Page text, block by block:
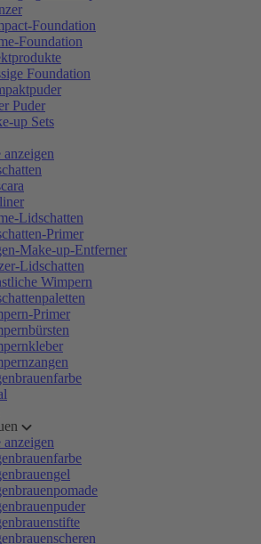
Foundation
Foundation
Foundation
Puder
up Sets
Lidschatten
Primer
Make-up-Entferner
Lidschatten
Wimpern
Primer